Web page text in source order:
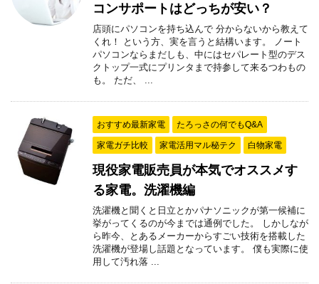
コンサポートはどっちが安い？
店頭にパソコンを持ち込んで 分からないから教えて
くれ！ という方、実を言うと結構います。 ノート
パソコンならまだしも、中にはセパレート型のデス
クトップ一式にプリンタまで持参して来るつわもの
も。 ただ、 ...
おすすめ最新家電 たろっさの何でもQ&A
家電ガチ比較 家電活用マル秘テク 白物家電
現役家電販売員が本気でオススメす
る家電。洗濯機編
洗濯機と聞くと日立とかパナソニックが第一候補に
挙がってくるのが今までは通例でした。 しかしなが
ら昨今、とあるメーカーからすごい技術を搭載した
洗濯機が登場し話題となっています。 僕も実際に使
用して汚れ落 ...